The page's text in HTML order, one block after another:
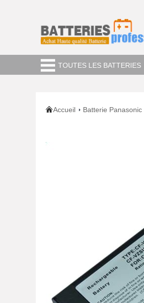
Accueil Batterie Panasonic
TOUTES LES BATTERIES